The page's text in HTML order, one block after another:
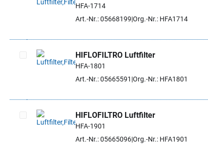
Artikel auswählen
HFA-1714
Art.-Nr.: 05668199 Org.-Nr.: HFA1714
Artikel auswählen
HIFLOFILTRO Luftfilter
HFA-1801
Art.-Nr.: 05665591 Org.-Nr.: HFA1801
Artikel auswählen
HIFLOFILTRO Luftfilter
HFA-1901
Art.-Nr.: 05665096Org.-Nr.: HFA1901